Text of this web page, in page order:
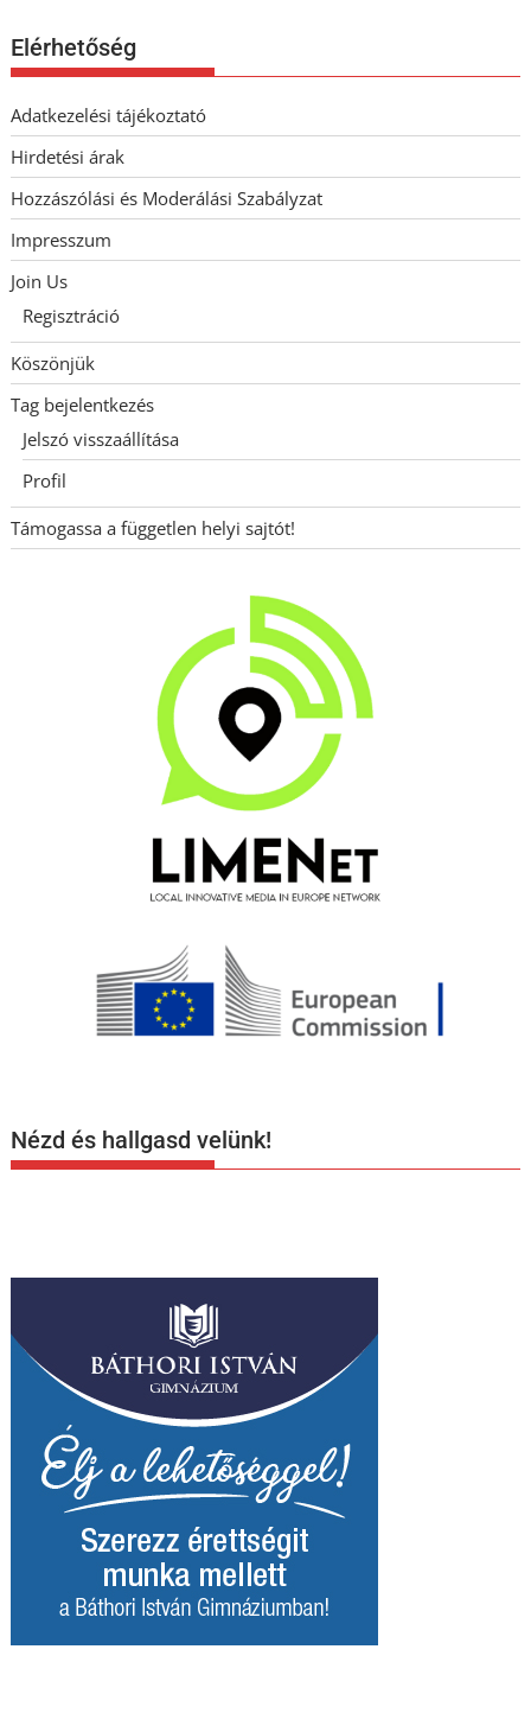
Elérhetőség
Adatkezelési tájékoztató
Hirdetési árak
Hozzászólási és Moderálási Szabályzat
Impresszum
Join Us
Regisztráció
Köszönjük
Tag bejelentkezés
Jelszó visszaállítása
Profil
Támogassa a független helyi sajtót!
Nézd és hallgasd velünk!